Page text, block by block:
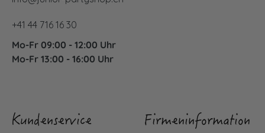
+41 44 716 16 30
Mo-Fr 09:00 - 12:00 Uhr
Mo-Fr 13:00 - 16:00 Uhr
Kundenservice Firmeninformation